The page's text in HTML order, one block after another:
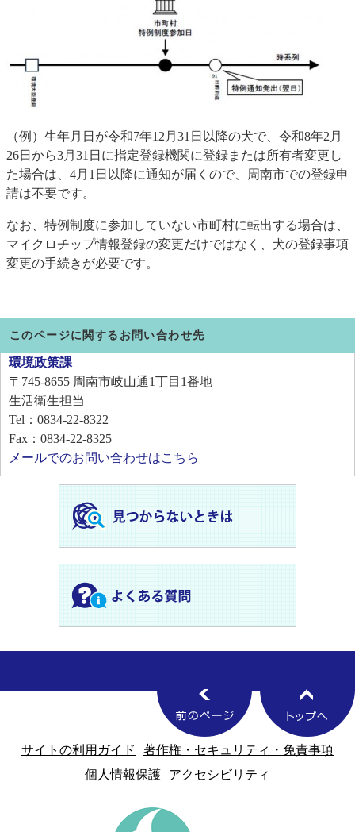
（例）生年月日が令和7年12月31日以降の犬で、令和8年2月
26日から3月31日に指定登録機関に登録または所有者変更し
た場合は、4月1日以降に通知が届くので、周南市での登録申
請は不要です。
なお、特例制度に参加していない市町村に転出する場合は、
マイクロチップ情報登録の変更だけではなく、犬の登録事項
変更の手続きが必要です。
このページに関するお問い合わせ先
環境政策課
〒745-8655 周南市岐山通1丁目1番地
生活衛生担当
Tel：0834-22-8322
Fax：0834-22-8325
メールでのお問い合わせはこちら
サイトの利用ガイド
著作権・セキュリティ・免責事項
個人情報保護
アクセシビリティ